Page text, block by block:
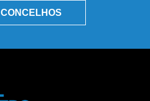
CONCELHOS